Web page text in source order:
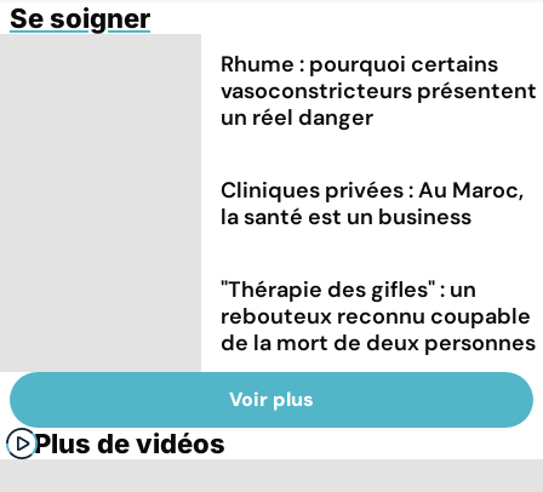
Se soigner
Rhume : pourquoi certains
vasoconstricteurs présentent
un réel danger
Cliniques privées : Au Maroc,
la santé est un business
"Thérapie des gifles" : un
rebouteux reconnu coupable
de la mort de deux personnes
Voir plus
Plus de vidéos